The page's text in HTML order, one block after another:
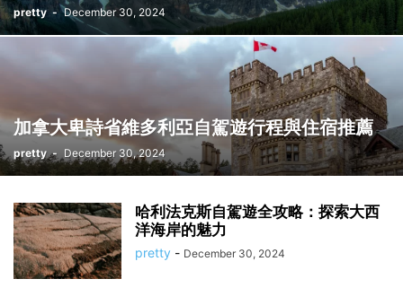
pretty - December 30, 2024
加拿大卑詩省維多利亞自駕遊行程與住宿推薦
pretty - December 30, 2024
哈利法克斯自駕遊全攻略：探索大西
洋海岸的魅力
pretty - December 30, 2024